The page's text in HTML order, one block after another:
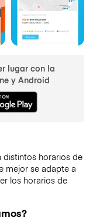
lugar con la
y Android
distintos horarios de
mejor se adapte a
los horarios de